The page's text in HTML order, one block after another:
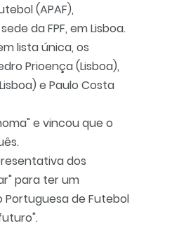
(APAF),
da FPF, em Lisboa.
lista única, os
Prioença (Lisboa),
e Paulo Costa
e vincou que o
dos
para ter um
Portuguesa de Futebol